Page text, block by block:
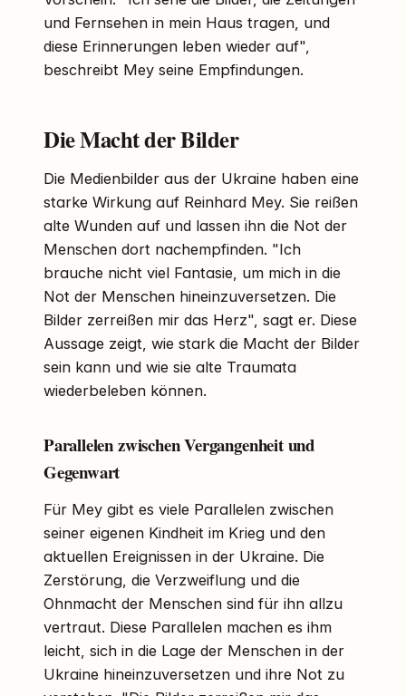
und Fernsehen in mein Haus tragen, und
diese Erinnerungen leben wieder auf",
beschreibt Mey seine Empfindungen.
Die Macht der Bilder
Die Medienbilder aus der Ukraine haben eine
starke Wirkung auf Reinhard Mey. Sie reißen
alte Wunden auf und lassen ihn die Not der
Menschen dort nachempfinden. "Ich
brauche nicht viel Fantasie, um mich in die
Not der Menschen hineinzuversetzen. Die
Bilder zerreißen mir das Herz", sagt er. Diese
Aussage zeigt, wie stark die Macht der Bilder
sein kann und wie sie alte Traumata
wiederbeleben können.
Parallelen zwischen Vergangenheit und
Gegenwart
Für Mey gibt es viele Parallelen zwischen
seiner eigenen Kindheit im Krieg und den
aktuellen Ereignissen in der Ukraine. Die
Zerstörung, die Verzweiflung und die
Ohnmacht der Menschen sind für ihn allzu
vertraut. Diese Parallelen machen es ihm
leicht, sich in die Lage der Menschen in der
Ukraine hineinzuversetzen und ihre Not zu